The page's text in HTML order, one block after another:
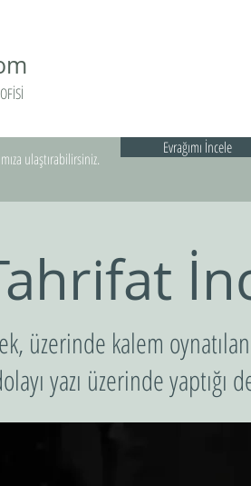
ulaştırabilirsiniz.
Evrağımı İncele
üzerinde kalem
yazı üzerinde yaptığı